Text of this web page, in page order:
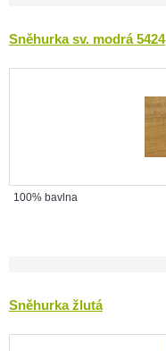
Sněhurka sv. modrá 5424
100% bavlna
Sněhurka žlutá